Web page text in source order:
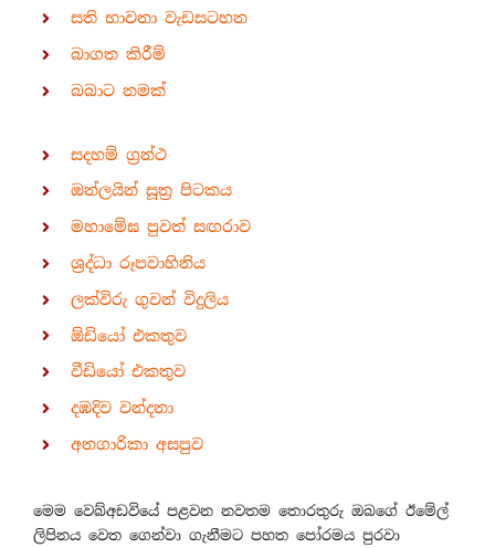
සති භාවනා වැඩසටහන
බාගත කිරීම්
බබාට නමක්
සදහම් ග්‍රන්ථ
ඔන්ලයින් සූත්‍ර පිටකය
මහාමේඝ පුවත් සඟරාව
ශ්‍රද්ධා රූපවාහිනිය
ලක්විරු ගුවන් විදුලිය
ඕඩියෝ එකතුව
වීඩියෝ එකතුව
දඹදිව වන්දනා
අනගාරිකා අසපුව
මෙම වෙබ්අඩවියේ පළවන නවතම තොරතුරු ඔබගේ ඊමේල්
ලිපිනය වෙත ගෙන්වා ගැනීමට පහත පෝරමය පුරවා